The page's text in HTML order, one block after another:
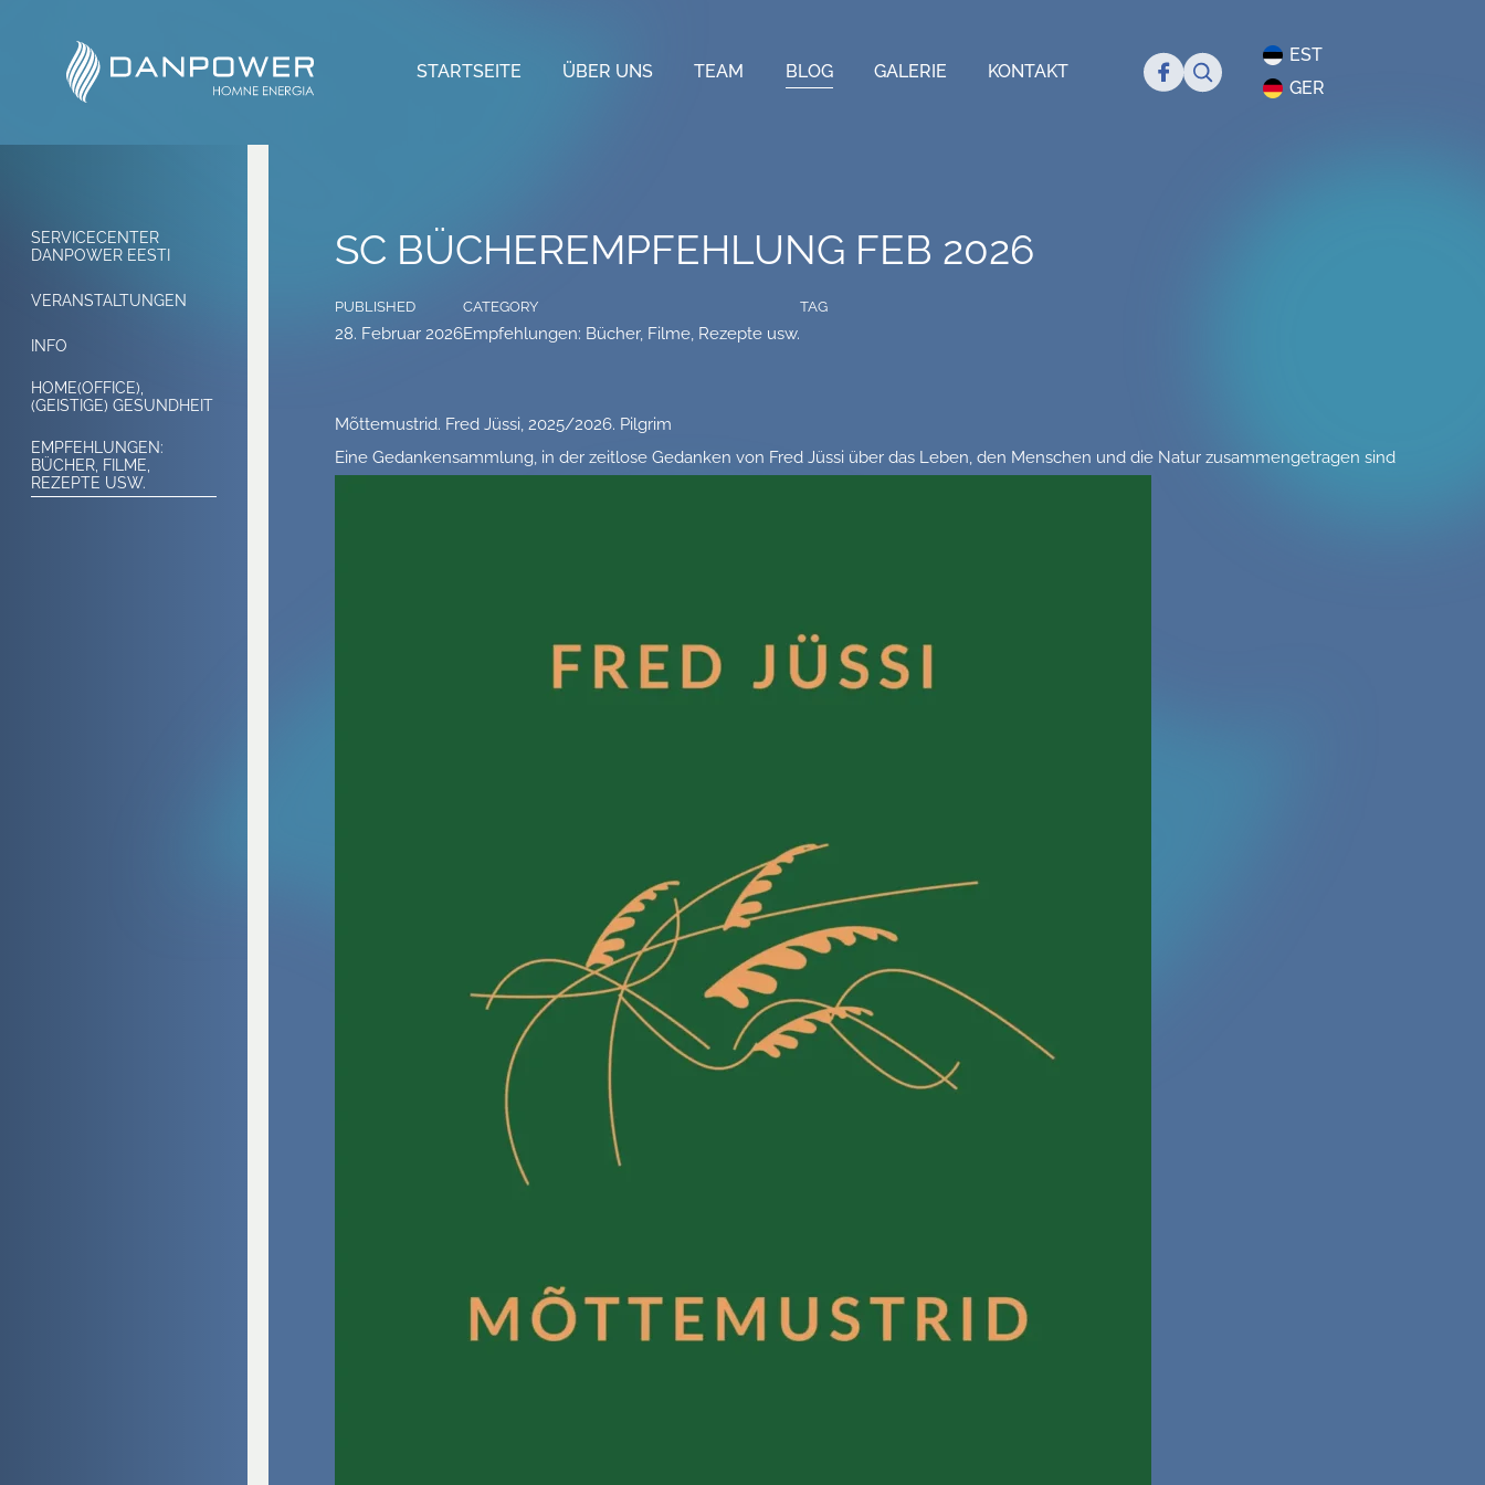
STARTSEITE ÜBER UNS TEAM BLOG GALERIE KONTAKT
Search
EST
GER
SERVICECENTER
DANPOWER EESTI
VERANSTALTUNGEN
INFO
HOME(OFFICE),
(GEISTIGE) GESUNDHEIT
EMPFEHLUNGEN:
BÜCHER, FILME,
REZEPTE USW.
SC BÜCHEREMPFEHLUNG FEB 2026
PUBLISHED
28. Februar 2026
CATEGORY
Empfehlungen: Bücher, Filme, Rezepte usw.
TAG
Mõttemustrid. Fred Jüssi, 2025/2026. Pilgrim
Eine Gedankensammlung, in der zeitlose Gedanken von Fred Jüssi über das Leben, den Menschen und die Natur zusammengetragen sind